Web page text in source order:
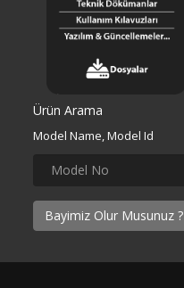
Ürün Arama
Model Name, Model Id
Bayimiz Olur Musunuz ?